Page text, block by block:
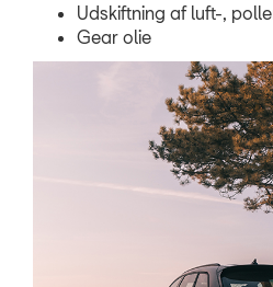
Udskiftning af luft-,
Gear olie